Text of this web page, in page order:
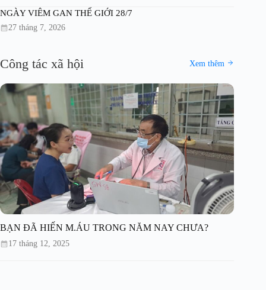
NGÀY VIÊM GAN THẾ GIỚI 28/7
27 tháng 7, 2026
Công tác xã hội Xem thêm
BẠN ĐÃ HIẾN M.ÁU TRONG NĂM NAY CHƯA?
17 tháng 12, 2025